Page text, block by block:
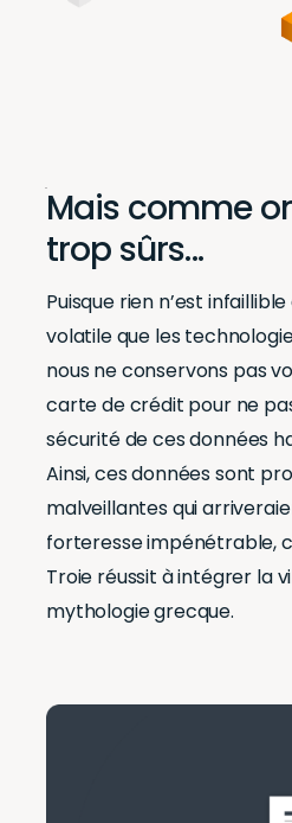
Mais comme
trop sûrs...
Puisque rien n’est
volatile que les
nous ne conservons pas
carte de crédit pour ne
sécurité de ces données
Ainsi, ces données sont
malveillantes qui
forteresse impénétrable,
Troie réussit à intégrer la
mythologie grecque.